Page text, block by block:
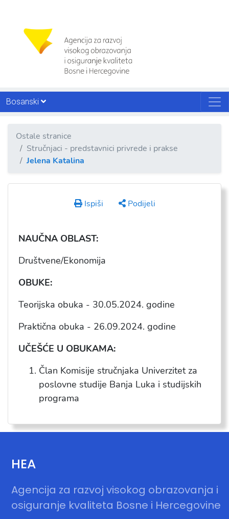
Bosanski
Ostale stranice
Stručnjaci - predstavnici privrede i prakse
Jelena Katalina
Ispiši Podijeli
NAUČNA OBLAST:
Društvene/Ekonomija
OBUKE:
Teorijska obuka - 30.05.2024. godine
Praktična obuka - 26.09.2024. godine
UČEŠĆE U OBUKAMA:
Član Komisije stručnjaka Univerzitet za
poslovne studije Banja Luka i studijskih
programa
HEA
Agencija za razvoj visokog obrazovanja i
osiguranje kvaliteta Bosne i Hercegovine